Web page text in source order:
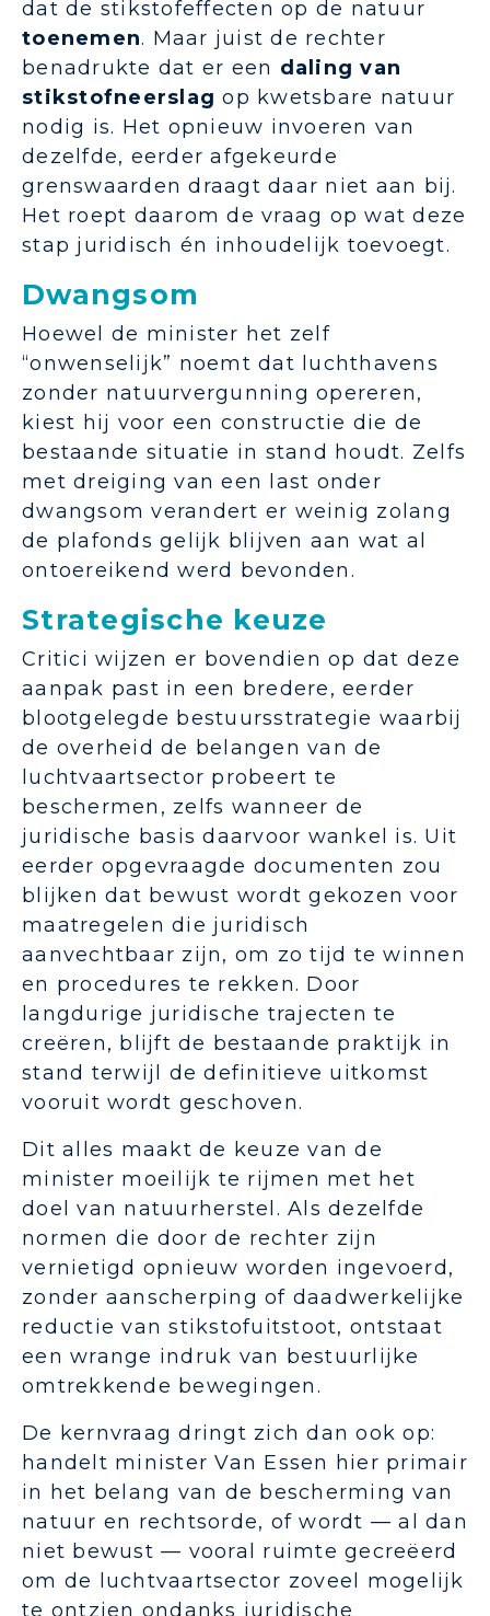
dat de stikstofeffecten op de natuur
toenemen. Maar juist de rechter
benadrukte dat er een daling van
stikstofneerslag op kwetsbare natuur
nodig is. Het opnieuw invoeren van
dezelfde, eerder afgekeurde
grenswaarden draagt daar niet aan bij.
Het roept daarom de vraag op wat deze
stap juridisch én inhoudelijk toevoegt.
Dwangsom
Hoewel de minister het zelf
“onwenselijk” noemt dat luchthavens
zonder natuurvergunning opereren,
kiest hij voor een constructie die de
bestaande situatie in stand houdt. Zelfs
met dreiging van een last onder
dwangsom verandert er weinig zolang
de plafonds gelijk blijven aan wat al
ontoereikend werd bevonden.
Strategische keuze
Critici wijzen er bovendien op dat deze
aanpak past in een bredere, eerder
blootgelegde bestuursstrategie waarbij
de overheid de belangen van de
luchtvaartsector probeert te
beschermen, zelfs wanneer de
juridische basis daarvoor wankel is. Uit
eerder opgevraagde documenten zou
blijken dat bewust wordt gekozen voor
maatregelen die juridisch
aanvechtbaar zijn, om zo tijd te winnen
en procedures te rekken. Door
langdurige juridische trajecten te
creëren, blijft de bestaande praktijk in
stand terwijl de definitieve uitkomst
vooruit wordt geschoven.
Dit alles maakt de keuze van de
minister moeilijk te rijmen met het
doel van natuurherstel. Als dezelfde
normen die door de rechter zijn
vernietigd opnieuw worden ingevoerd,
zonder aanscherping of daadwerkelijke
reductie van stikstofuitstoot, ontstaat
een wrange indruk van bestuurlijke
omtrekkende bewegingen.
De kernvraag dringt zich dan ook op:
handelt minister Van Essen hier primair
in het belang van de bescherming van
natuur en rechtsorde, of wordt — al dan
niet bewust — vooral ruimte gecreëerd
om de luchtvaartsector zoveel mogelijk
te ontzien ondanks juridische